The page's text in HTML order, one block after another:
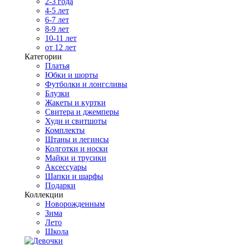
4-5 лет
6-7 лет
8-9 лет
10-11 лет
от 12 лет
Категории
Платья
Юбки и шорты
Футболки и лонгсливы
Блузки
Жакеты и куртки
Свитера и джемперы
Худи и свитшоты
Комплекты
Штаны и легинсы
Колготки и носки
Майки и трусики
Аксессуары
Шапки и шарфы
Подарки
Коллекции
Новорожденным
Зима
Лето
Школа